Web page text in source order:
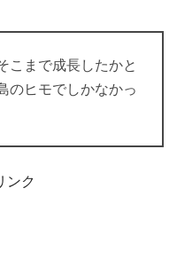
こまで成長したかと
のヒモでしかなかっ
ンク